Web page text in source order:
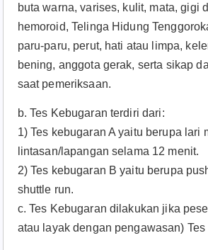
buta warna, varises, kulit, mata, gigi
hemoroid, Telinga Hidung
paru-paru, perut, hati atau limpa,
bening, anggota gerak, serta sikap
saat pemeriksaan.
b. Tes Kebugaran terdiri dari:
1) Tes kebugaran A yaitu berupa lari
lintasan/lapangan selama 12 menit.
2) Tes kebugaran B yaitu berupa
shuttle run.
c. Tes Kebugaran dilakukan jika
atau layak dengan pengawasan)